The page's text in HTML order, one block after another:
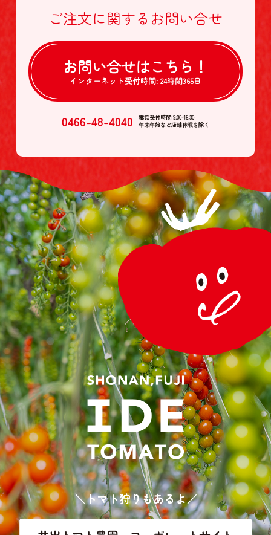
ご注文に関する お問い合せ
お問い合せはこちら！
インターネット受付時間: 24時間365日
0466-48-4040
電話受付時間 9:00-16:30
年末年始など店舗休暇を除く